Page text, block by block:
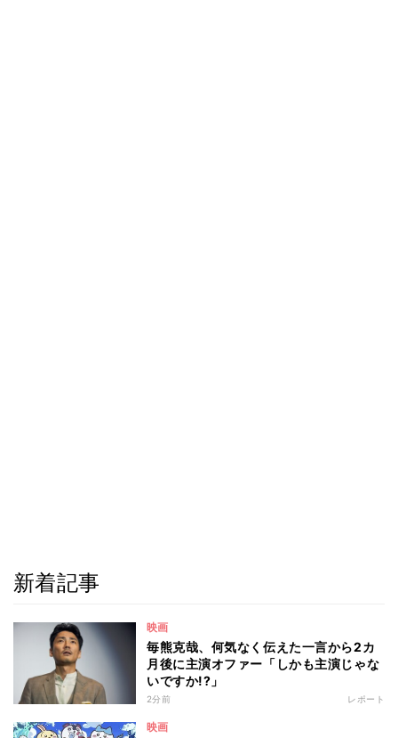
新着記事
映画
毎熊克哉、何気なく伝えた一言から2カ
月後に主演オファー「しかも主演じゃな
いですか!?」
2分前 レポート
映画